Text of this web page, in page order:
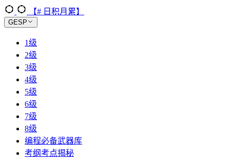
【# 日积月累】
GESP
1级
2级
3级
4级
5级
6级
7级
8级
编程必备武器库
考纲考点揭秘